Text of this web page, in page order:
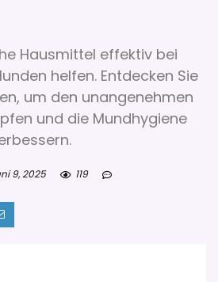
Hausmittel effektiv bei
helfen. Entdecken Sie
um den unangenehmen
und die Mundhygiene
9, 2025 119